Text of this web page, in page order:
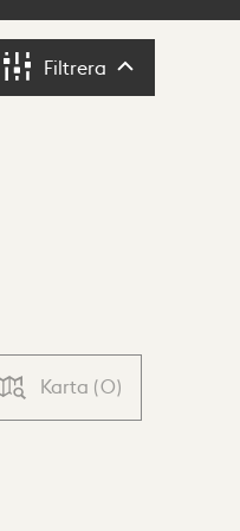
Filtrera Filtrera
Karta (0)